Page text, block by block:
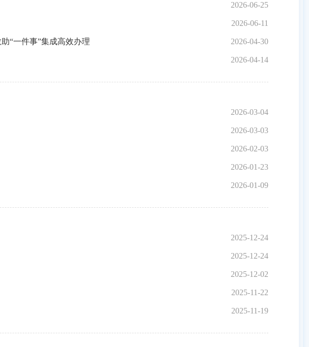
2026-06-25
2026-06-11
“一件事”集成高效办理 2026-04-30
2026-04-14
2026-03-04
2026-03-03
2026-02-03
2026-01-23
2026-01-09
2025-12-24
2025-12-24
2025-12-02
2025-11-22
2025-11-19